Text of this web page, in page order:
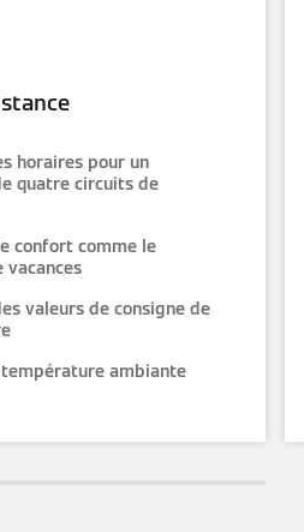
horaires pour un
quatre circuits de
confort comme le
vacances
valeurs de consigne de
ambiante